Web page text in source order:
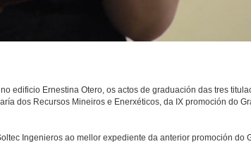
edificio Ernestina Otero, os actos de graduación das tres
dos Recursos Mineiros e Enerxéticos, da IX promoción do
Ingenieros ao mellor expediente da anterior promoción do